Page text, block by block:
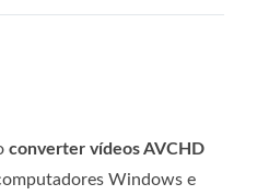
converter vídeos AVCHD
Windows e